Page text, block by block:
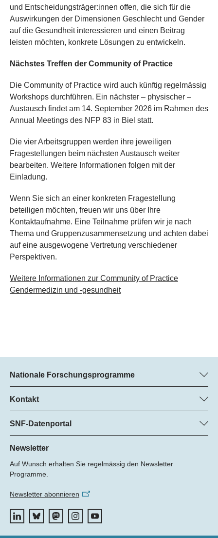
und Entscheidungsträger:innen offen, die sich für die
Auswirkungen der Dimensionen Geschlecht und Gender
auf die Gesundheit interessieren und einen Beitrag
leisten möchten, konkrete Lösungen zu entwickeln.
Nächstes Treffen der Community of Practice
Die Community of Practice wird auch künftig regelmässig
Workshops durchführen. Ein nächster – physischer –
Austausch findet am 14. September 2026 im Rahmen des
Annual Meetings des NFP 83 in Biel statt.
Die vier Arbeitsgruppen werden ihre jeweiligen
Fragestellungen beim nächsten Austausch weiter
bearbeiten. Weitere Informationen folgen mit der
Einladung.
Wenn Sie sich an einer konkreten Fragestellung
beteiligen möchten, freuen wir uns über Ihre
Kontaktaufnahme. Eine Teilnahme prüfen wir je nach
Thema und Gruppenzusammensetzung und achten dabei
auf eine ausgewogene Vertretung verschiedener
Perspektiven.
Weitere Informationen zur Community of Practice
Gendermedizin und -gesundheit
Nationale Forschungsprogramme
Hier finden Sie Informationen zu allen Nationalen
Forschungsprogrammen (NFP):
Alle NFP
Kontakt
Regine Maritz, SNF
Beatrice Schibler, SNF
Programm-Managerinnen
Tel.: +
E-Mail:
SNF-Datenportal
Hier finden Sie umfangreiche Informationen zu den vom SNF
geförderten Projekten.
Zum Datenportal
Newsletter
Auf Wunsch erhalten Sie regelmässig den Newsletter
Programme.
Newsletter abonnieren